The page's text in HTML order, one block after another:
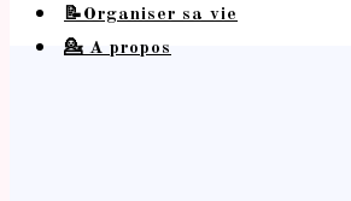
📝Organiser sa vie
💁 A propos